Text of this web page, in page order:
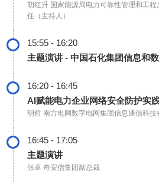
胡红升国家能源局电力可靠性管理和工程
任（主持人）
15:55 - 16:20
主题演讲 - 中国石化集团信息和
16:20 - 16:45
AI赋能电力企业网络安全防护实
明哲 南方电网数字电网集团信息通信科技
16:45 - 17:05
主题演讲
张卓奇安信集团副总裁